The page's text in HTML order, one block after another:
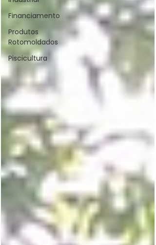
Financiamento
Produtos
Rotomoldados
Piscicultura